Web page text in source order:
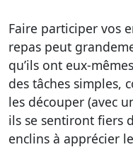
Faire participer vos
repas peut
qu’ils ont eux-
des tâches simples,
les découper (avec
ils se sentiront fiers
enclins à apprécier